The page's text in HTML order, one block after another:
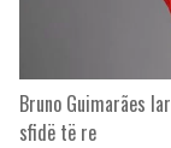
Bruno Guimarães
sfidë të re